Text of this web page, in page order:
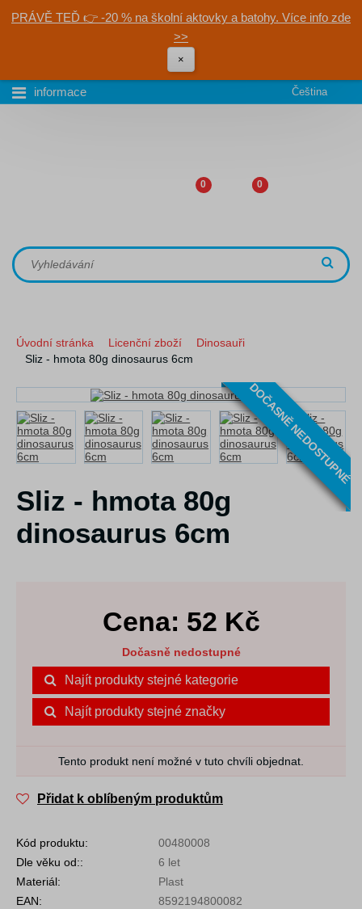
PRÁVĚ TEĎ 👉 -20 % na školní aktovky a batohy. Více info zde
>>
×
informace Čeština
0 0
Úvodní stránka Licenční zboží
Dinosauři
Sliz - hmota 80g dinosaurus 6cm
DOČASNĚ NEDOSTUPNÉ
Sliz - hmota 80g
dinosaurus 6cm
Cena: 52 Kč
Dočasně nedostupné
Najít produkty stejné kategorie
Najít produkty stejné značky
Tento produkt není možné v tuto chvíli objednat.
Přidat k oblíbeným produktům
Kód produktu:
00480008
Dle věku od::
6 let
Materiál:
Plast
EAN:
8592194800082